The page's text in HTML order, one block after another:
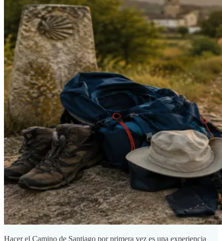
Hacer el Camino de Santiago por primera vez es una experiencia